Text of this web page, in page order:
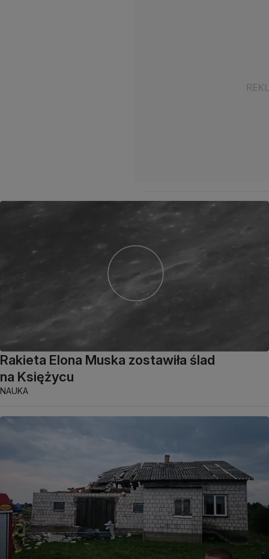
Rakieta Elona Muska zostawiła ślad
na Księżycu
NAUKA